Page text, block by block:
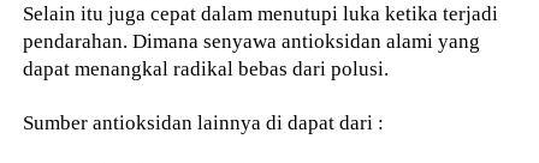
Selain itu juga cepat dalam menutupi luka ketika terjadi
pendarahan. Dimana senyawa antioksidan alami yang
dapat menangkal radikal bebas dari polusi.
Sumber antioksidan lainnya di dapat dari :